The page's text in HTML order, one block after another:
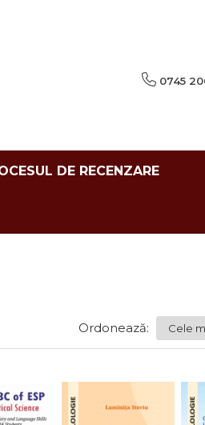
0745
DE RECENZARE
Ordonează: